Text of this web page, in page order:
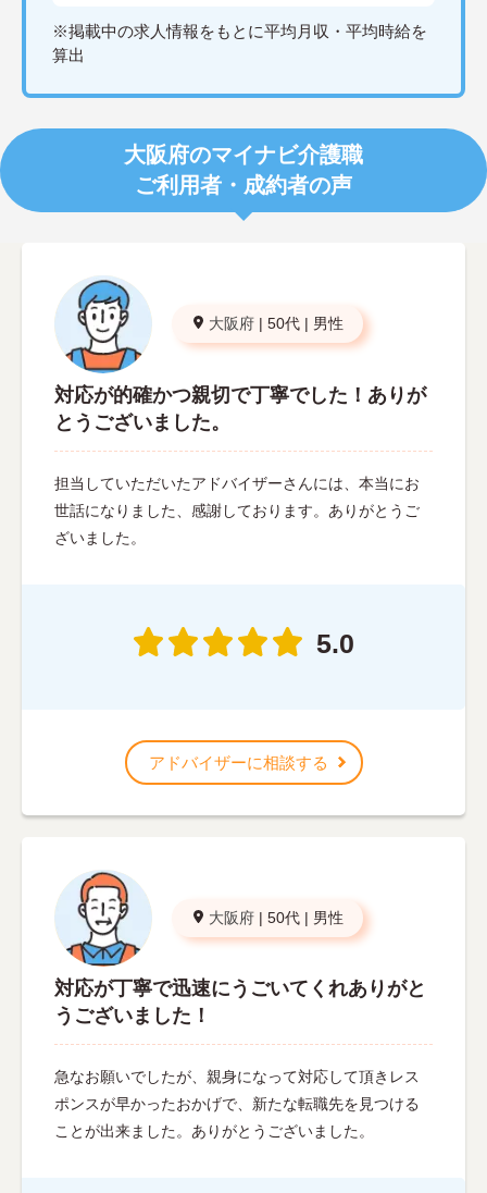
※掲載中の求人情報をもとに平均月収・平均時給を
算出
大阪府のマイナビ介護職
ご利用者・成約者の声
大阪府 | 50代 | 男性
対応が的確かつ親切で丁寧でした！ありが
とうございました。
担当していただいたアドバイザーさんには、本当にお
世話になりました、感謝しております。ありがとうご
ざいました。
5.0
アドバイザーに相談する
大阪府 | 50代 | 男性
対応が丁寧で迅速にうごいてくれありがと
うございました！
急なお願いでしたが、親身になって対応して頂きレス
ポンスが早かったおかげで、新たな転職先を見つける
ことが出来ました。ありがとうございました。